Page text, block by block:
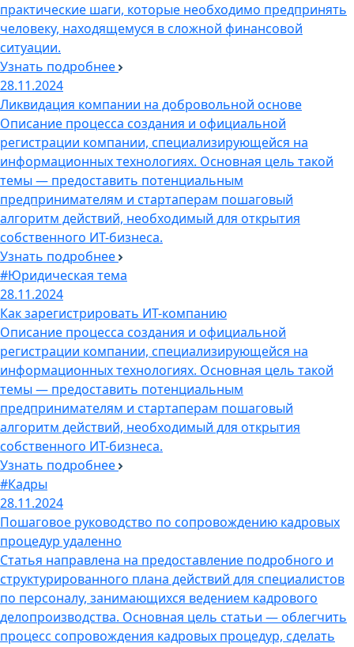
практические шаги, которые необходимо предпринять
человеку, находящемуся в сложной финансовой
ситуации.
Узнать подробнее
28.11.2024
Ликвидация компании на добровольной основе
Описание процесса создания и официальной
регистрации компании, специализирующейся на
информационных технологиях. Основная цель такой
темы — предоставить потенциальным
предпринимателям и стартаперам пошаговый
алгоритм действий, необходимый для открытия
собственного ИТ-бизнеса.
Узнать подробнее
#Юридическая тема
28.11.2024
Как зарегистрировать ИТ-компанию
Описание процесса создания и официальной
регистрации компании, специализирующейся на
информационных технологиях. Основная цель такой
темы — предоставить потенциальным
предпринимателям и стартаперам пошаговый
алгоритм действий, необходимый для открытия
собственного ИТ-бизнеса.
Узнать подробнее
#Кадры
28.11.2024
Пошаговое руководство по сопровождению кадровых
процедур удаленно
Статья направлена на предоставление подробного и
структурированного плана действий для специалистов
по персоналу, занимающихся ведением кадрового
делопроизводства. Основная цель статьи — облегчить
процесс сопровождения кадровых процедур, сделать